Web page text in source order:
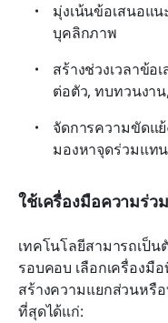
มุ่งเน้นข้อเสนอแ
บุคลิกภาพ
สร้างช่วงเวลาข้
ต่อตัว, ทบทวนงา
จัดการความขัดแ
มองหาจุดร่วมแท
ใช้เครื่องมือความร่
เทคโนโลยีสามารถเป็
รอบคอบ เลือกเครื่องมื
สร้างความแยกส่วนหรื
ที่สุดได้แก่: